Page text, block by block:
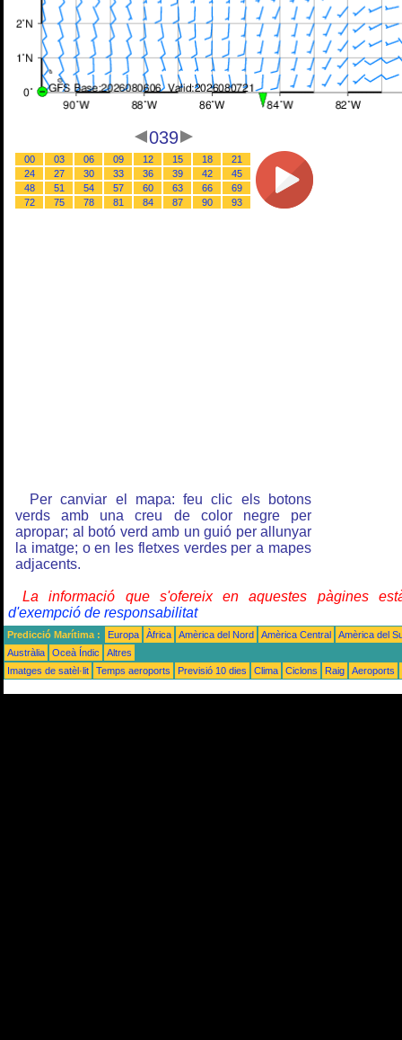
039
00 03 06 09 12 15 18
21
24
27 30 33 36 39 42
45
48
51 54 57 60 63 66
69
72
75 78 81 84 87 90 93
Per canviar el mapa: feu clic els botons
verds amb una creu de color negre per
apropar; al botó verd amb un guió per allunyar
la imatge; o en les fletxes verdes per a mapes
adjacents.
La informació que s'ofereix en aquestes pàgines
d'exempció de responsabilitat
Predicció Marítima : Europa Àfrica Amèrica del Nord Amèrica Central
Amèrica del
Austràlia
Oceà Índic
Altres
Imatges de satèl·lit
Temps aeroports Previsió 10 dies Clima Ciclons Raig Aeroports